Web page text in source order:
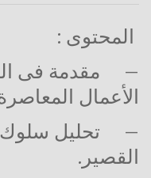
المحتوى :
–
مقدمة فى
الأعمال
–
تحليل سلوك
القصير.